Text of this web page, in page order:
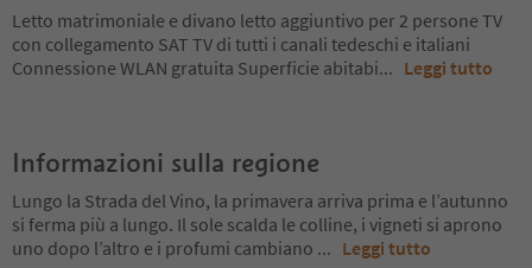
Letto matrimoniale e divano letto aggiuntivo per 2 persone TV
con collegamento SAT TV di tutti i canali tedeschi e italiani
Connessione WLAN gratuita Superficie abitabi... Leggi tutto
Informazioni sulla regione
Lungo la Strada del Vino, la primavera arriva prima e l’autunno
si ferma più a lungo. Il sole scalda le colline, i vigneti si aprono
uno dopo l’altro e i profumi cambiano ... Leggi tutto